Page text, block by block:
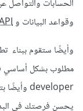
وقواعد البيانات وAPI
يحسن فرصتك في